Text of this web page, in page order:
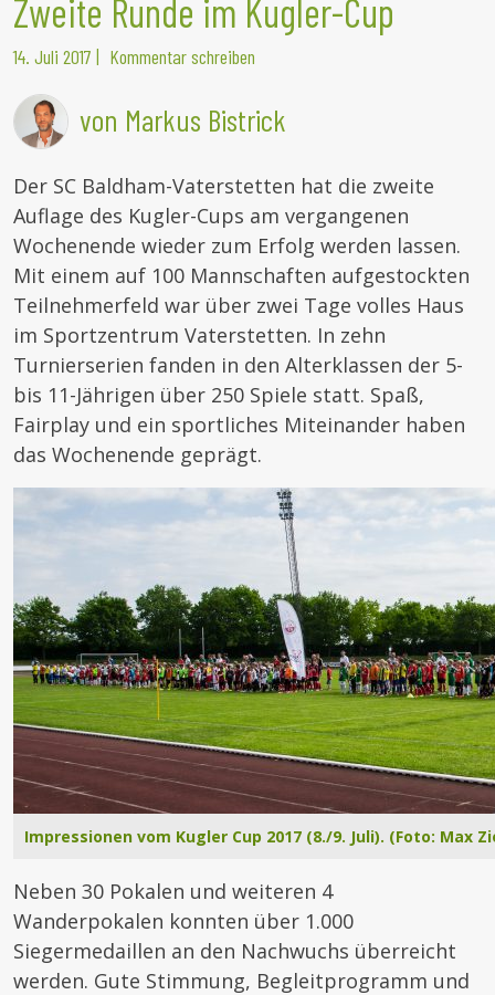
Zweite Runde im Kugler-Cup
14. Juli 2017 | Kommentar schreiben
von Markus Bistrick
Der SC Baldham-Vaterstetten hat die zweite
Auflage des Kugler-Cups am vergangenen
Wochenende wieder zum Erfolg werden lassen.
Mit einem auf 100 Mannschaften aufgestockten
Teilnehmerfeld war über zwei Tage volles Haus
im Sportzentrum Vaterstetten. In zehn
Turnierserien fanden in den Alterklassen der 5-
bis 11-Jährigen über 250 Spiele statt. Spaß,
Fairplay und ein sportliches Miteinander haben
das Wochenende geprägt.
Impressionen vom Kugler Cup 2017 (8./9. Juli). (Foto: Max
Neben 30 Pokalen und weiteren 4
Wanderpokalen konnten über 1.000
Siegermedaillen an den Nachwuchs überreicht
werden. Gute Stimmung, Begleitprogramm und